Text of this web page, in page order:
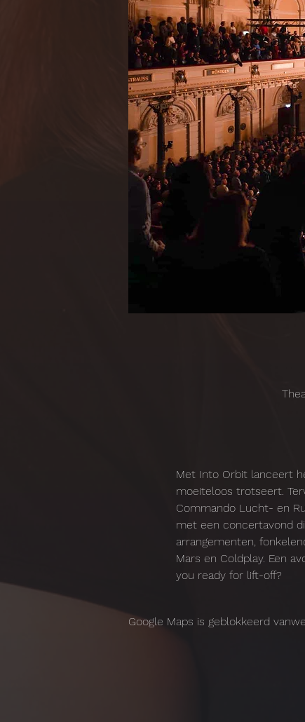
Met Into Orbit lanceert
moeiteloos trotseert.
Commando Lucht- en
met een concertavond
arrangementen,
Mars en Coldplay. Een
you ready for lift-off?
Google Maps is geblokkeerd